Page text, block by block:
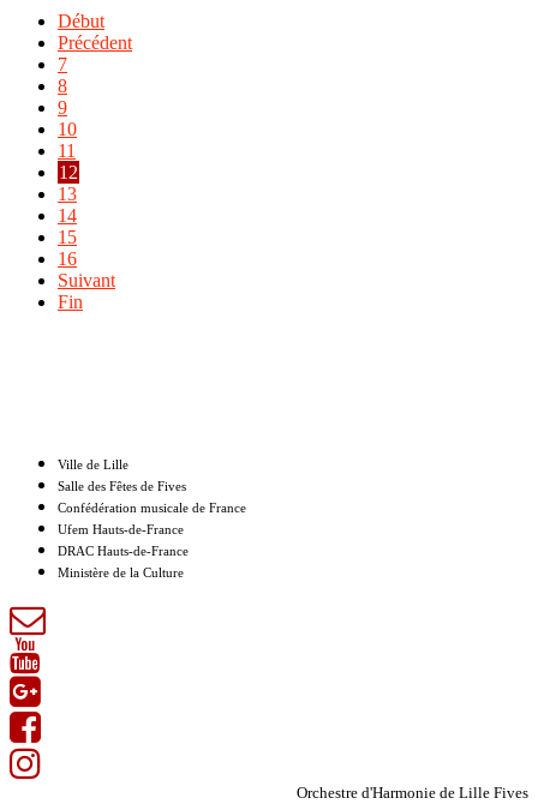
Début
Précédent
7
8
9
10
11
12
13
14
15
16
Suivant
Fin
Ville de Lille
Salle des Fêtes de Fives
Confédération musicale de France
Ufem Hauts-de-France
DRAC Hauts-de-France
Ministère de la Culture
Orchestre d'Harmonie de Lille Fives